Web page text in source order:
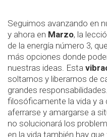
Seguimos avanzando en
y ahora en Marzo, la
de la energía número 3,
más opciones donde
nuestras ideas. Esta
soltarnos y liberarnos de
grandes
filosóficamente la vida y a
aferrarse y amargarse a
no solucionará los
en la vida también hay